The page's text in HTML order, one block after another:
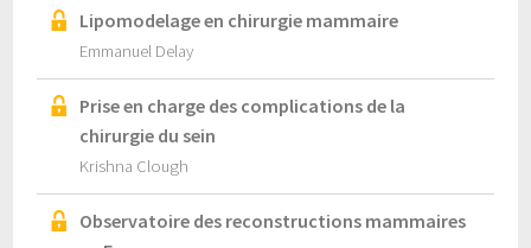
Lipomodelage en chirurgie mammaire
Emmanuel Delay
Prise en charge des complications de la
chirurgie du sein
Krishna Clough
Observatoire des reconstructions mammaires